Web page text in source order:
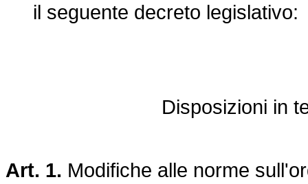
il seguente decreto legislativo:
Disposizioni in
Art. 1. Modifiche alle norme